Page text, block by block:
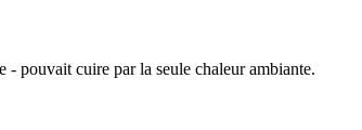
- pouvait cuire par la seule chaleur ambiante.